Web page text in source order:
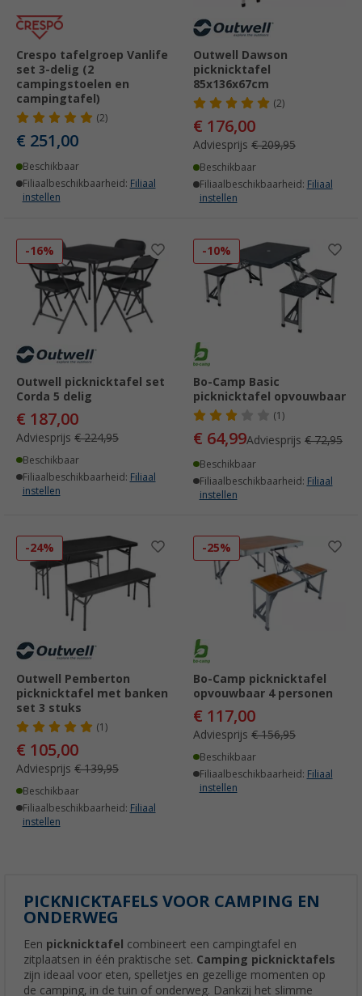
Crespo tafelgroep Vanlife
set 3-delig (2
campingstoelen en
campingtafel)
(2)
€ 251,00
Beschikbaar
Filiaalbeschikbaarheid: Filiaal
instellen
Outwell Dawson
picknicktafel
85x136x67cm
(2)
€ 176,00
Adviesprijs € 209,95
Beschikbaar
Filiaalbeschikbaarheid: Filiaal
instellen
-16%
Outwell picknicktafel set
Corda 5 delig
€ 187,00
Adviesprijs € 224,95
Beschikbaar
Filiaalbeschikbaarheid: Filiaal
instellen
-10%
Bo-Camp Basic
picknicktafel opvouwbaar
(1)
€ 64,99Adviesprijs € 72,95
Beschikbaar
Filiaalbeschikbaarheid: Filiaal
instellen
-24%
Outwell Pemberton
picknicktafel met banken
set 3 stuks
(1)
€ 105,00
Adviesprijs € 139,95
Beschikbaar
Filiaalbeschikbaarheid: Filiaal
instellen
-25%
Bo-Camp picknicktafel
opvouwbaar 4 personen
€ 117,00
Adviesprijs € 156,95
Beschikbaar
Filiaalbeschikbaarheid: Filiaal
instellen
PICKNICKTAFELS VOOR CAMPING EN
ONDERWEG
Een picknicktafel
combineert een campingtafel en
zitplaatsen in één praktische set. Camping picknicktafels
zijn ideaal voor eten, spelletjes en gezellige momenten op
de camping, in de tuin of onderweg. Dankzij het slimme